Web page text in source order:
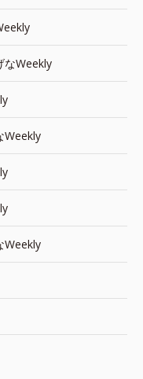
なWeekly
Weekly
Weekly